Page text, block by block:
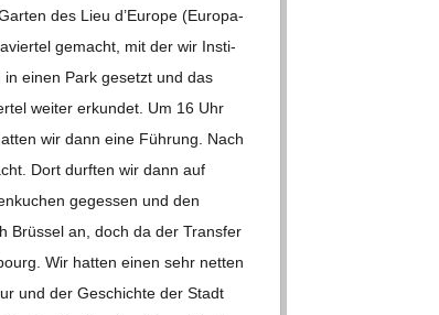
des Lieu d’Europe (Euro­pa­
gemacht, mit der wir Insti­
einen Park gesetzt und das
wei­ter erkun­det. Um 16 Uhr
wir dann eine Füh­rung. Nach
Dort durf­ten wir dann auf
geges­sen und den
Brüs­sel an, doch da der Trans­fer
Wir hat­ten einen sehr net­ten
und der Geschichte der Stadt